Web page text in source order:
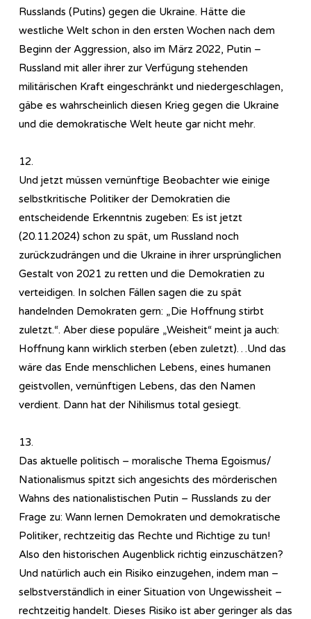
Russlands (Putins) gegen die Ukraine. Hätte die
westliche Welt schon in den ersten Wochen nach dem
Beginn der Aggression, also im März 2022, Putin –
Russland mit aller ihrer zur Verfügung stehenden
militärischen Kraft eingeschränkt und niedergeschlagen,
gäbe es wahrscheinlich diesen Krieg gegen die Ukraine
und die demokratische Welt heute gar nicht mehr.
12.
Und jetzt müssen vernünftige Beobachter wie einige
selbstkritische Politiker der Demokratien die
entscheidende Erkenntnis zugeben: Es ist jetzt
(20.11.2024) schon zu spät, um Russland noch
zurückzudrängen und die Ukraine in ihrer ursprünglichen
Gestalt von 2021 zu retten und die Demokratien zu
verteidigen. In solchen Fällen sagen die zu spät
handelnden Demokraten gern: „Die Hoffnung stirbt
zuletzt.“. Aber diese populäre „Weisheit“ meint ja auch:
Hoffnung kann wirklich sterben (eben zuletzt)…Und das
wäre das Ende menschlichen Lebens, eines humanen
geistvollen, vernünftigen Lebens, das den Namen
verdient. Dann hat der Nihilismus total gesiegt.
13.
Das aktuelle politisch – moralische Thema Egoismus/
Nationalismus spitzt sich angesichts des mörderischen
Wahns des nationalistischen Putin – Russlands zu der
Frage zu: Wann lernen Demokraten und demokratische
Politiker, rechtzeitig das Rechte und Richtige zu tun!
Also den historischen Augenblick richtig einzuschätzen?
Und natürlich auch ein Risiko einzugehen, indem man –
selbstverständlich in einer Situation von Ungewissheit –
rechtzeitig handelt. Dieses Risiko ist aber geringer als das